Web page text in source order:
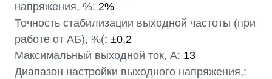
напряжения, %: 2%
Точность стабилизации выходной частоты (при
работе от АБ), %(: ±0,2
Максимальный выходной ток, А: 13
Диапазон настройки выходного напряжения,: